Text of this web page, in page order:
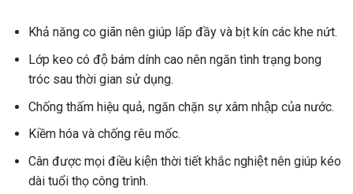
Khả năng co giãn nên giúp lấp đầy và bịt kín các khe nứt.
Lớp keo có độ bám dính cao nên ngăn tình trạng bong
tróc sau thời gian sử dụng.
Chống thấm hiệu quả, ngăn chặn sự xâm nhập của nước.
Kiềm hóa và chống rêu mốc.
Cân được mọi điều kiện thời tiết khắc nghiệt nên giúp kéo
dài tuổi thọ công trình.